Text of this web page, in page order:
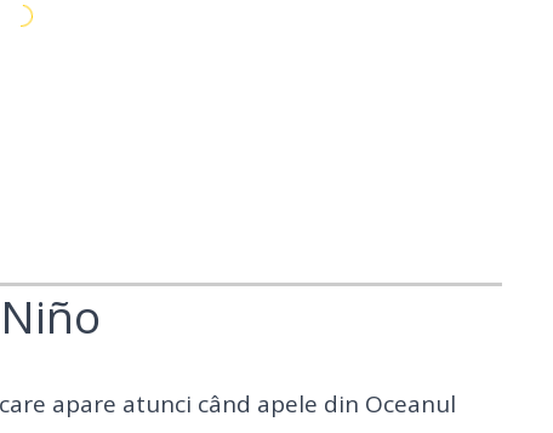
apare atunci când apele din Oceanul